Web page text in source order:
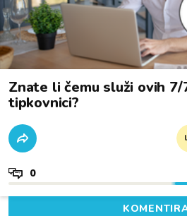
Znate li čemu služi ovih 7/
tipkovnici?
0